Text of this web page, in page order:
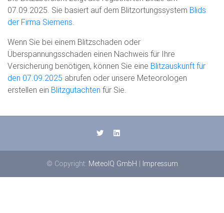
07.09.2025. Sie basiert auf dem Blitzortungssystem Blids
der Firma Siemens
Wenn Sie bei einem Blitzschaden oder
Überspannungsschaden einen Nachweis für Ihre
Versicherung benötigen, können Sie eine Blitzauskunft für
den 07.09.2025 abrufen oder unsere Meteorologen
erstellen ein Blitzgutachten für Sie.
© Copyright: MeteoIQ GmbH | Impressum